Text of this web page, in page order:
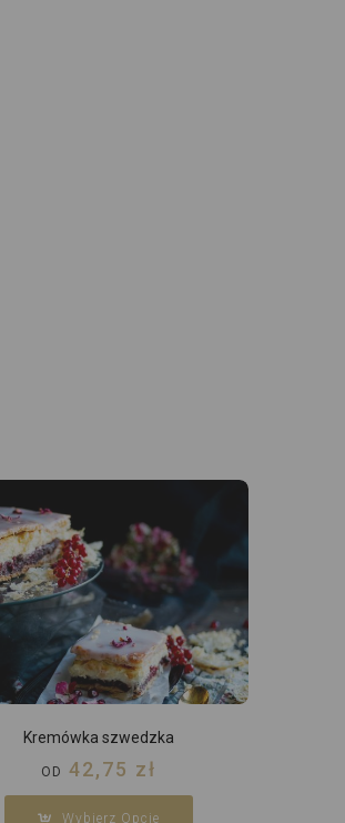
Kremówka szwedzka
OD 42,75 zł
Wybierz Opcje